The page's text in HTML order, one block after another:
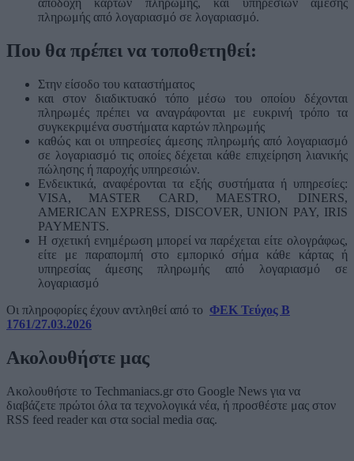
αποδοχή καρτών πληρωμής, και υπηρεσιών άμεσης
πληρωμής από λογαριασμό σε λογαριασμό.
Που θα πρέπει να τοποθετηθεί:
Στην είσοδο του καταστήματος
και στον διαδικτυακό τόπο μέσω του οποίου δέχονται
πληρωμές πρέπει να αναγράφονται με ευκρινή τρόπο τα
συγκεκριμένα συστήματα καρτών πληρωμής
καθώς και οι υπηρεσίες άμεσης πληρωμής από λογαριασμό
σε λογαριασμό τις οποίες δέχεται κάθε επιχείρηση λιανικής
πώλησης ή παροχής υπηρεσιών.
Ενδεικτικά, αναφέρονται τα εξής συστήματα ή υπηρεσίες:
VISA, MASTER CARD, MAESTRO, DINERS,
AMERICAN EXPRESS, DISCOVER, UNION PAY, IRIS
PAYMENTS.
Η σχετική ενημέρωση μπορεί να παρέχεται είτε ολογράφως,
είτε με παραπομπή στο εμπορικό σήμα κάθε κάρτας ή
υπηρεσίας άμεσης πληρωμής από λογαριασμό σε
λογαριασμό
Οι πληροφορίες έχουν αντληθεί από το ΦΕΚ Τεύχος Β
1761/27.03.2026
Ακολουθήστε μας
Ακολουθήστε το Techmaniacs.gr στο Google News για να
διαβάζετε πρώτοι όλα τα τεχνολογικά νέα, ή προσθέστε μας στον
RSS feed reader και στα social media σας.